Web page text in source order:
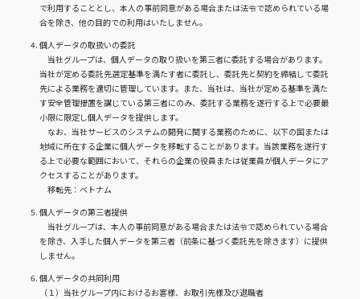
で利用することとし、本人の事前同意がある場合または法令で認められている場
合を除き、他の目的での利用はいたしません。
個人データの取扱いの委託
当社グループは、個人データの取り扱いを第三者に委託する場合があります。
当社が定める委託先選定基準を満たす者に委託し、委託先と契約を締結して委託
先による業務を適切に管理しています。また、当社は、当社が定める基準を満た
す安全管理措置を講じている第三者にのみ、委託する業務を遂行する上で必要最
小限に限定し個人データを提供します。
なお、当社サービスのシステムの開発に関する業務のために、以下の国または
地域に所在する企業に個人データを移転することがあります。当該業務を遂行す
る上で必要な範囲において、それらの企業の役員または従業員が個人データにア
クセスすることがあります。
移転先：ベトナム
個人データの第三者提供
当社グループは、本人の事前同意がある場合または法令で認められている場合
を除き、入手した個人データを第三者（前条に基づく委託先を除きます）に提供
しません。
個人データの共同利用
（１）当社グループ内におけるお客様、お取引先様及び退職者